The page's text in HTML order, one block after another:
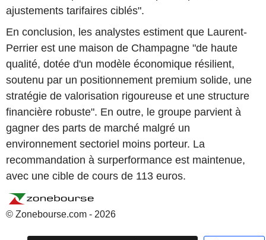
ajustements tarifaires ciblés".
En conclusion, les analystes estiment que Laurent-
Perrier est une maison de Champagne "de haute
qualité, dotée d'un modèle économique résilient,
soutenu par un positionnement premium solide, une
stratégie de valorisation rigoureuse et une structure
financière robuste". En outre, le groupe parvient à
gagner des parts de marché malgré un
environnement sectoriel moins porteur. La
recommandation à surperformance est maintenue,
avec une cible de cours de 113 euros.
© Zonebourse.com - 2026